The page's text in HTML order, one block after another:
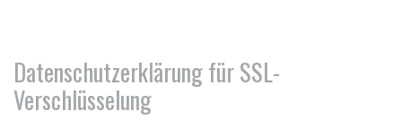
Datenschutzerklärung für SSL-
Verschlüsselung